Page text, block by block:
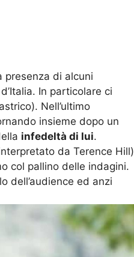
presenza di alcuni
In particolare ci
Nell’ultimo
insieme dopo un
infedeltà di lui.
da Terence Hill)
col pallino delle indagini.
dell’audience ed anzi